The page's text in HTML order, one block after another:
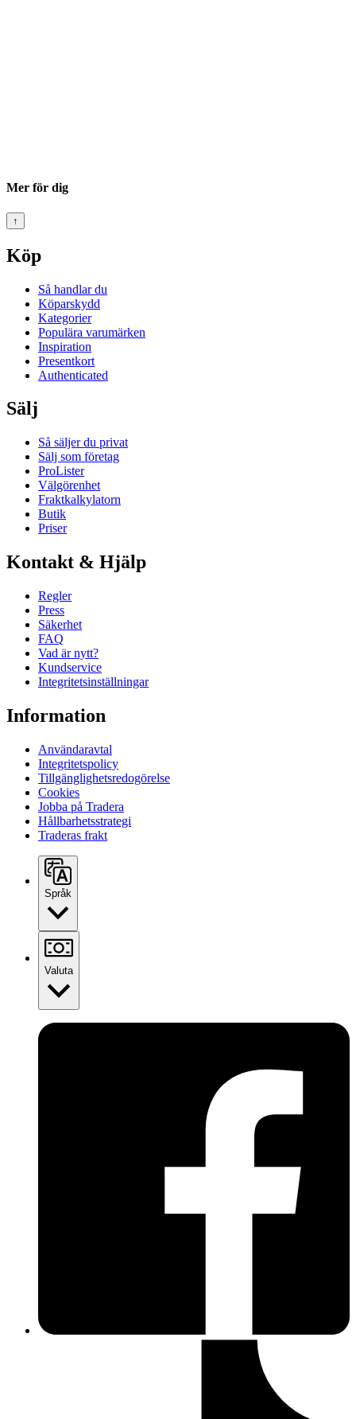
Mer för dig
↑
Köp
Så handlar du
Köparskydd
Kategorier
Populära varumärken
Inspiration
Presentkort
Authenticated
Sälj
Så säljer du privat
Sälj som företag
ProLister
Välgörenhet
Fraktkalkylatorn
Butik
Priser
Kontakt & Hjälp
Regler
Press
Säkerhet
FAQ
Vad är nytt?
Kundservice
Integritetsinställningar
Information
Användaravtal
Integritetspolicy
Tillgänglighetsredogörelse
Cookies
Jobba på Tradera
Hållbarhetsstrategi
Traderas frakt
Språk
Valuta